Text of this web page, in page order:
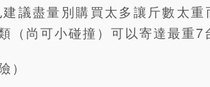
議盡量別購買太多讓斤數太
尚可小碰撞）可以寄達最重7